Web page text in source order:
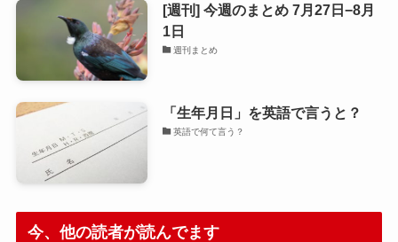
[週刊] 今週のまとめ 7月27日−8月
1日
週刊まとめ
「生年月日」を英語で言うと？
英語で何て言う？
今、他の読者が読んでます